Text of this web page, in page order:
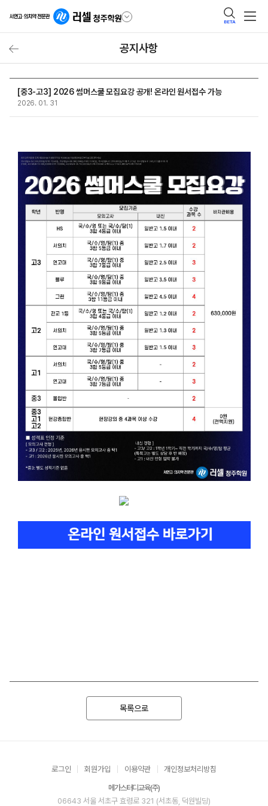
BETA
공지사항
[중3-고3] 2026 썸머스쿨 모집요강 공개! 온라인 원서접수 가능
2026. 01. 31
목록으로
로그인 회원가입 이용약관 개인정보처리방침
메가스터디교육(주)
06643 서울 서초구 효령로 321 (서초동, 덕원빌딩)